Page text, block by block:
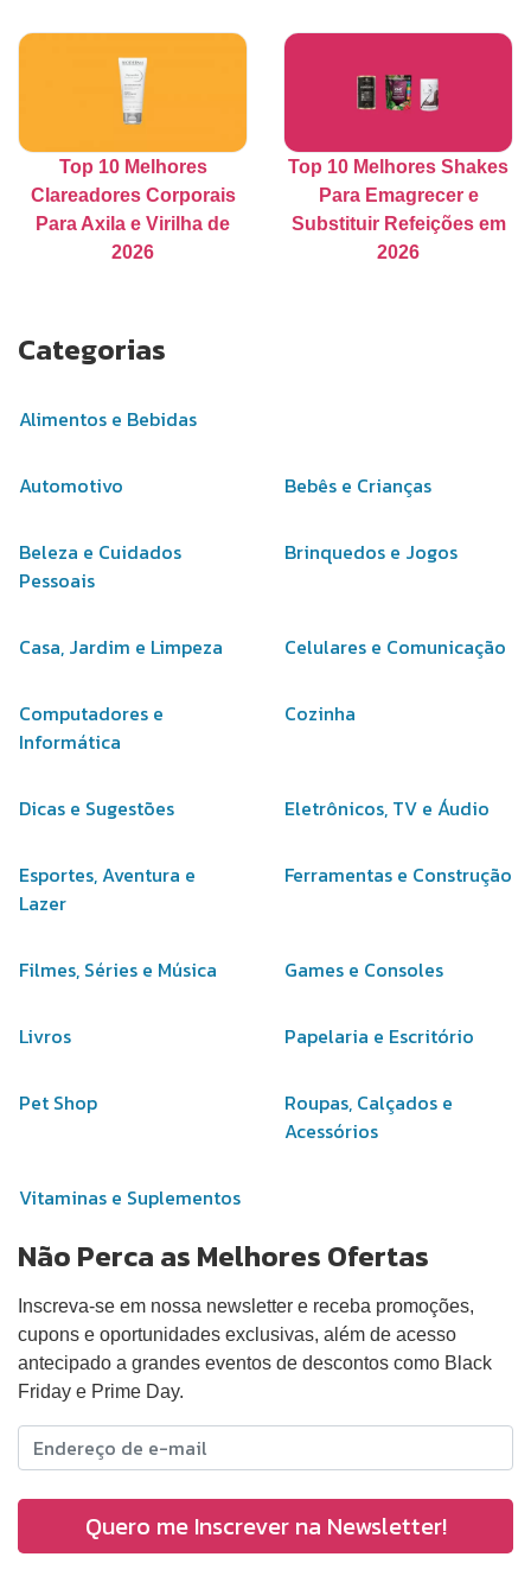
Top 10 Melhores
Clareadores Corporais
Para Axila e Virilha de
2026
Top 10 Melhores Shakes
Para Emagrecer e
Substituir Refeições em
2026
Categorias
Alimentos e Bebidas
Automotivo Bebês e Crianças
Beleza e Cuidados
Pessoais
Brinquedos e Jogos
Casa, Jardim e Limpeza Celulares e Comunicação
Computadores e
Informática
Cozinha
Dicas e Sugestões Eletrônicos, TV e Áudio
Esportes, Aventura e
Lazer
Ferramentas e Construção
Filmes, Séries e Música Games e Consoles
Livros Papelaria e Escritório
Pet Shop
Roupas, Calçados e
Acessórios
Vitaminas e Suplementos
Não Perca as Melhores Ofertas
Inscreva-se em nossa newsletter e receba promoções,
cupons e oportunidades exclusivas, além de acesso
antecipado a grandes eventos de descontos como Black
Friday e Prime Day.